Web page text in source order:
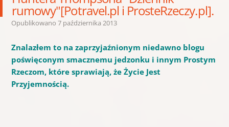
rumowy"[Potravel.pl i ProsteRzeczy.pl].
Opublikowano 7 października 2013
Znalazłem to na zaprzyjaźnionym niedawno blogu
poświęconym smacznemu jedzonku i innym Prostym
Rzeczom, które sprawiają, że Życie Jest
Przyjemnością.